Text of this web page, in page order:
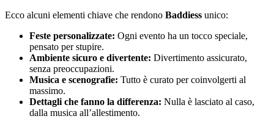
Ecco alcuni elementi chiave che rendono Baddiess unico:
Feste personalizzate: Ogni evento ha un tocco speciale,
pensato per stupire.
Ambiente sicuro e divertente: Divertimento assicurato,
senza preoccupazioni.
Musica e scenografie: Tutto è curato per coinvolgerti al
massimo.
Dettagli che fanno la differenza: Nulla è lasciato al caso,
dalla musica all’allestimento.